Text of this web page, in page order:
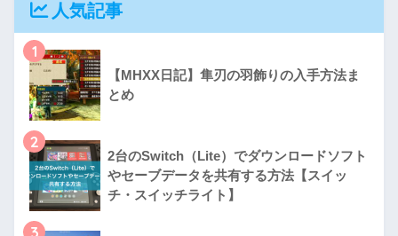
人気記事
1
【MHXX日記】隼刃の羽飾りの入手方法ま
とめ
2
2台のSwitch（Lite）でダウンロードソフト
やセーブデータを共有する方法【スイッ
チ・スイッチライト】
3